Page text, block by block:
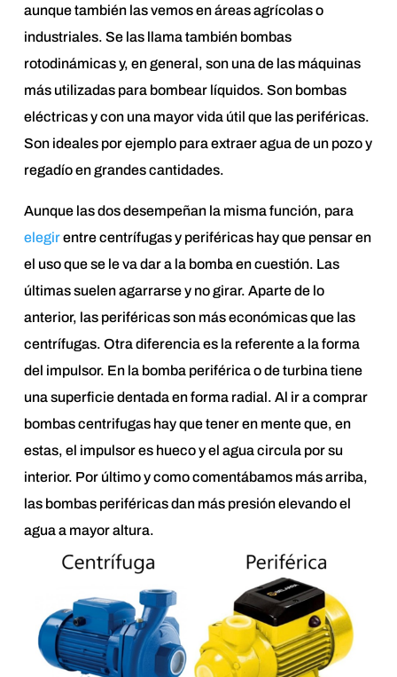
aunque también las vemos en áreas agrícolas o
industriales. Se las llama también bombas
rotodinámicas y, en general, son una de las máquinas
más utilizadas para bombear líquidos. Son bombas
eléctricas y con una mayor vida útil que las periféricas.
Son ideales por ejemplo para extraer agua de un pozo y
regadío en grandes cantidades.
Aunque las dos desempeñan la misma función, para
elegirentre centrífugas y periféricas hay que pensar en
el uso que se le va dar a la bomba en cuestión. Las
últimas suelen agarrarse y no girar. Aparte de lo
anterior, las periféricas son más económicas que las
centrífugas. Otra diferencia es la referente a la forma
del impulsor. En la bomba periférica o de turbina tiene
una superficie dentada en forma radial. Al ir a comprar
bombas centrifugas hay que tener en mente que, en
estas, el impulsor es hueco y el agua circula por su
interior. Por último y como comentábamos más arriba,
las bombas periféricas dan más presión elevando el
agua a mayor altura.